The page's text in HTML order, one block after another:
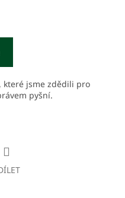
které jsme zdědili pro
pyšní.